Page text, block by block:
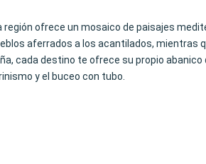
ofrece un mosaico de paisajes
aferrados a los acantilados, mientras
cada destino te ofrece su propio
y el buceo con tubo.